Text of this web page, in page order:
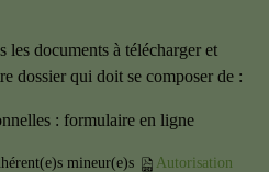
les documents à télécharger et
dossier qui doit se composer de :
: formulaire en ligne
mineur(e)s
Autorisation